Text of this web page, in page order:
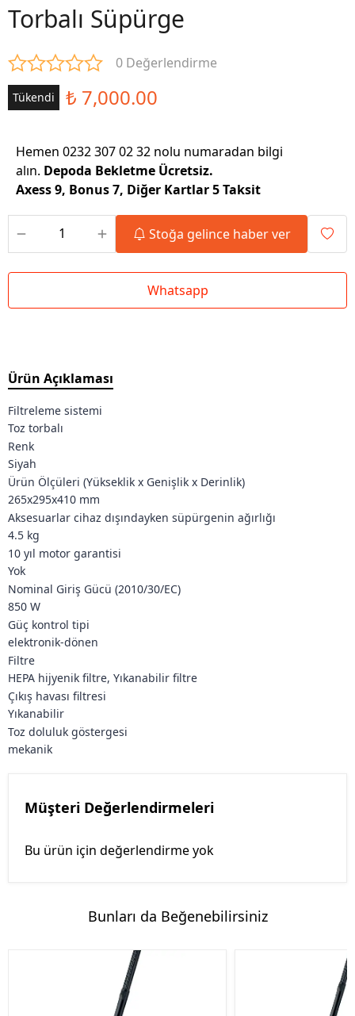
Torbalı Süpürge
0 Değerlendirme
Tükendi ₺ 7,000.00
Hemen 0232 307 02 32 nolu numaradan bilgi
alın. Depoda Bekletme Ücretsiz.
Axess 9, Bonus 7, Diğer Kartlar 5 Taksit
Stoğa gelince haber ver
Whatsapp
Ürün Açıklaması
Filtreleme sistemi
Toz torbalı
Renk
Siyah
Ürün Ölçüleri (Yükseklik x Genişlik x Derinlik)
265x295x410 mm
Aksesuarlar cihaz dışındayken süpürgenin ağırlığı
4.5 kg
10 yıl motor garantisi
Yok
Nominal Giriş Gücü (2010/30/EC)
850 W
Güç kontrol tipi
elektronik-dönen
Filtre
HEPA hijyenik filtre, Yıkanabilir filtre
Çıkış havası filtresi
Yıkanabilir
Toz doluluk göstergesi
mekanik
Müşteri Değerlendirmeleri
Bu ürün için değerlendirme yok
Bunları da Beğenebilirsiniz